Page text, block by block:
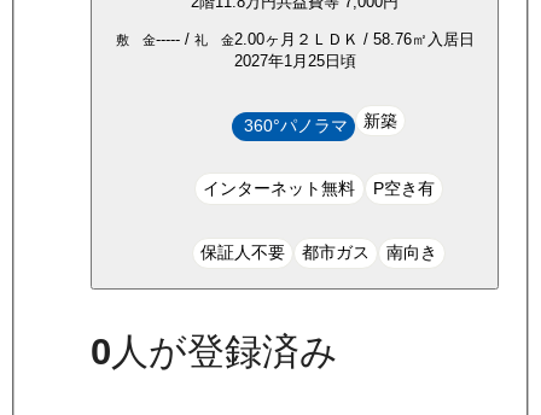
敷 金-----/ 礼 金2.00ヶ月 ２ＬＤＫ / 58.76㎡ 入居日
2027年1月25日頃
360°パノラマ 新築
インターネット無料 P空き有
保証人不要 都市ガス 南向き
0 人が登録済み